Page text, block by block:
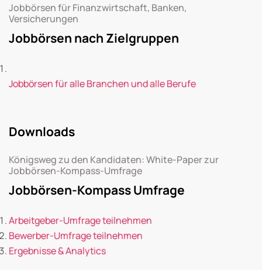
Jobbörsen für Finanzwirtschaft, Banken,
Versicherungen
Jobbörsen nach Zielgruppen
Jobbörsen für alle Branchen und alle Berufe
Downloads
Königsweg zu den Kandidaten: White-Paper zur
Jobbörsen-Kompass-Umfrage
Jobbörsen-Kompass Umfrage
Arbeitgeber-Umfrage teilnehmen
Bewerber-Umfrage teilnehmen
Ergebnisse & Analytics